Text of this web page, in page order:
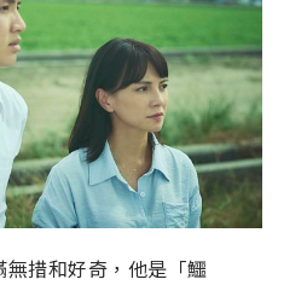
措和好奇，他是「鱷